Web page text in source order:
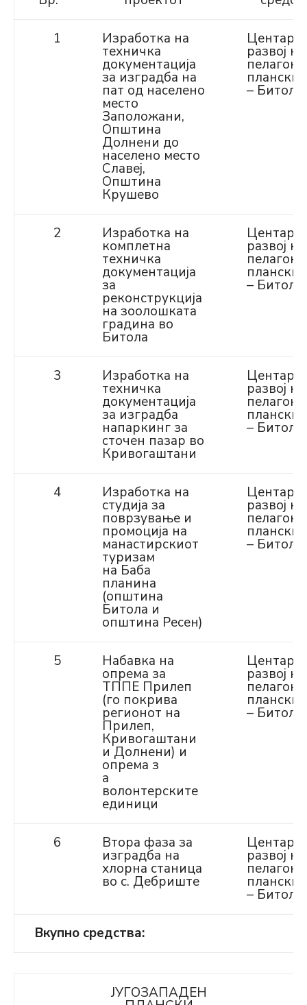
1 Изработка на
техничка
документација
за изградба на
пат од населено
место
Заположани,
Oпштина
Долнени до
населено место
Славеј,
Oпштина
Крушевo
Центар
развој на
– Битола
2 Изработка на
комплетна
техничка
документација
за
реконструкција
на зоолошката
градина во
Битола
Центар
развој на
– Битола
3 Изработка на
техничка
документација
за изградба
напаркинг за
сточен пазар во
Кривогаштани
Центар
развој на
– Битола
4 Изработка на
студија за
поврзување и
промоција на
манастирскиот
туризам
на Баба
планина
(општина
Битола и
општина Ресен)
Центар
развој на
– Битола
5 Набавка на
опрема за
ТППЕ Прилеп
(го покрива
регионот на
Прилеп,
Кривогаштани
и Долнени) и
опрема з
а
волонтерските
единици
Центар
развој на
– Битола
6 Втора фаза за
изградба на
хлорна станица
во с. Дебриште
Центар
развој на
– Битола
Вкупно средства:
ЈУГОЗАПАДЕН